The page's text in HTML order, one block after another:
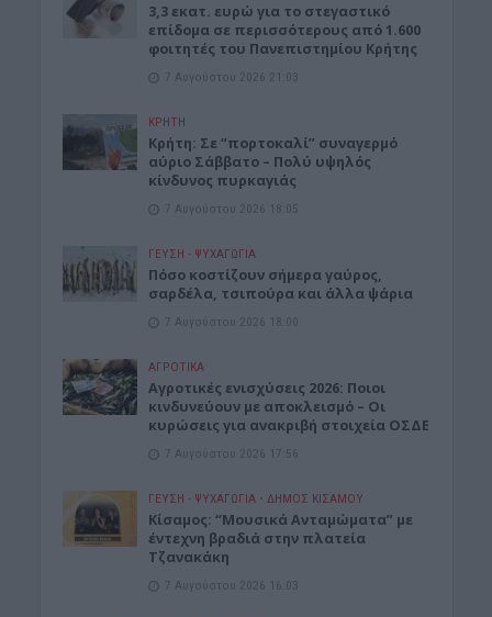
3,3 εκατ. ευρώ για το στεγαστικό
επίδομα σε περισσότερους από 1.600
φοιτητές του Πανεπιστημίου Κρήτης
7 Αυγούστου 2026 21:03
ΚΡΗΤΗ
Κρήτη: Σε “πορτοκαλί” συναγερμό
αύριο Σάββατο – Πολύ υψηλός
κίνδυνος πυρκαγιάς
7 Αυγούστου 2026 18:05
ΓΕΎΣΗ - ΨΥΧΑΓΩΓΊΑ
Πόσο κοστίζουν σήμερα γαύρος,
σαρδέλα, τσιπούρα και άλλα ψάρια
7 Αυγούστου 2026 18:00
ΑΓΡΟΤΙΚΑ
Αγροτικές ενισχύσεις 2026: Ποιοι
κινδυνεύουν με αποκλεισμό – Οι
κυρώσεις για ανακριβή στοιχεία ΟΣΔΕ
7 Αυγούστου 2026 17:56
ΓΕΎΣΗ - ΨΥΧΑΓΩΓΊΑ • ΔΉΜΟΣ ΚΙΣΆΜΟΥ
Κίσαμος: “Μουσικά Ανταμώματα” με
έντεχνη βραδιά στην πλατεία
Τζανακάκη
7 Αυγούστου 2026 16:03